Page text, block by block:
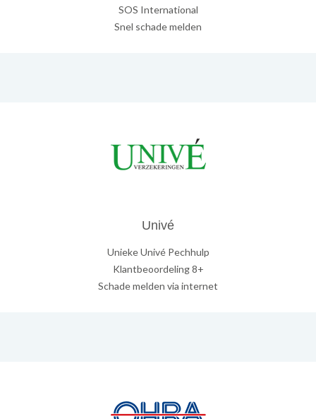
SOS International
Snel schade melden
Univé
Unieke Univé Pechhulp
Klantbeoordeling 8+
Schade melden via internet